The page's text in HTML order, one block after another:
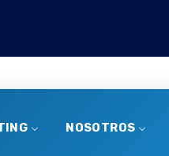
NOSOTROS